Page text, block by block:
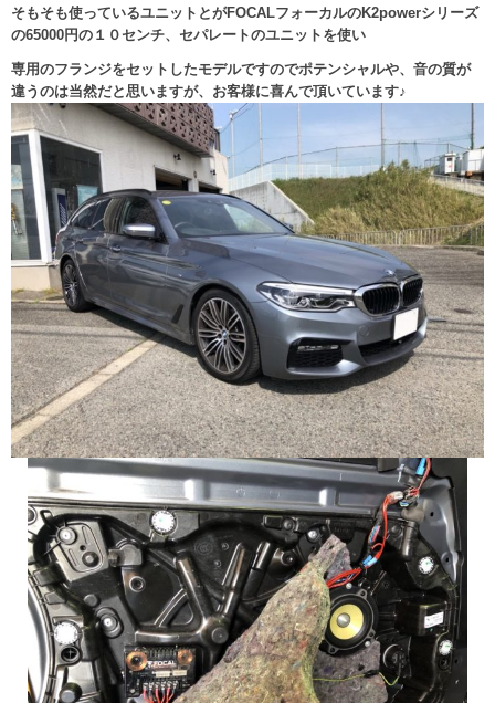
そもそも使っているユニットとがFOCALフォーカルのK2powerシリーズ
の65000円の１０センチ、セパレートのユニットを使い
専用のフランジをセットしたモデルですのでポテンシャルや、音の質が
違うのは当然だと思いますが、お客様に喜んで頂いています♪